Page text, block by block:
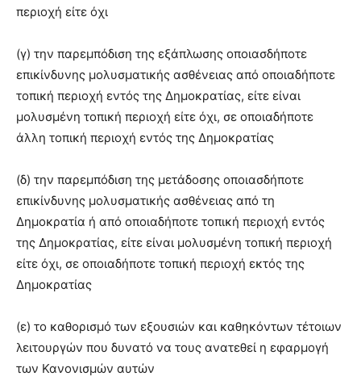
περιοχή είτε όχι
(γ) την παρεμπόδιση της εξάπλωσης οποιασδήποτε
επικίνδυνης μολυσματικής ασθένειας από οποιαδήποτε
τοπική περιοχή εντός της Δημοκρατίας, είτε είναι
μολυσμένη τοπική περιοχή είτε όχι, σε οποιαδήποτε
άλλη τοπική περιοχή εντός της Δημοκρατίας
(δ) την παρεμπόδιση της μετάδοσης οποιασδήποτε
επικίνδυνης μολυσματικής ασθένειας από τη
Δημοκρατία ή από οποιαδήποτε τοπική περιοχή εντός
της Δημοκρατίας, είτε είναι μολυσμένη τοπική περιοχή
είτε όχι, σε οποιαδήποτε τοπική περιοχή εκτός της
Δημοκρατίας
(ε) το καθορισμό των εξουσιών και καθηκόντων τέτοιων
λειτουργών που δυνατό να τους ανατεθεί η εφαρμογή
των Κανονισμών αυτών